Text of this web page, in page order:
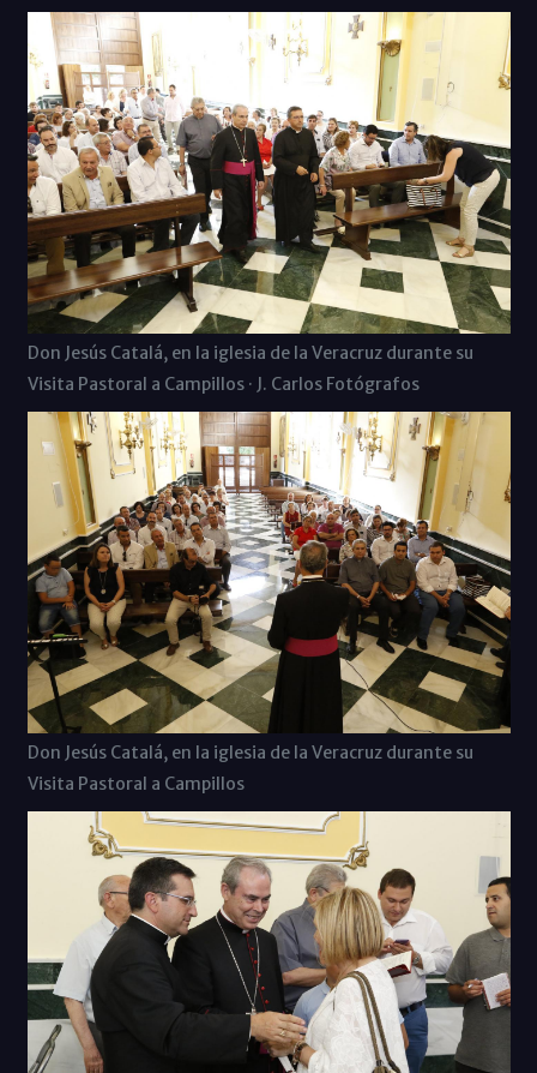
Don Jesús Catalá, en la iglesia de la Veracruz durante su
Visita Pastoral a Campillos · J. Carlos Fotógrafos
Don Jesús Catalá, en la iglesia de la Veracruz durante su
Visita Pastoral a Campillos